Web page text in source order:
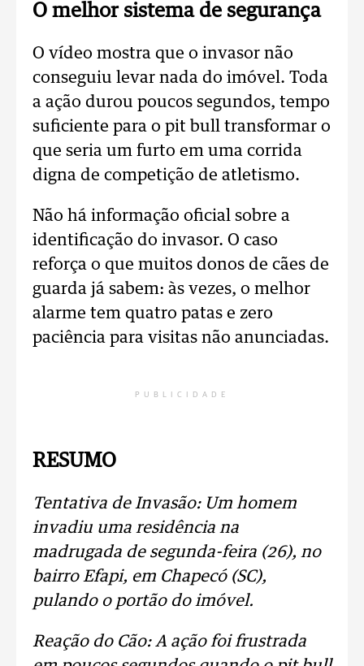
O melhor sistema de segurança
O vídeo mostra que o invasor não
conseguiu levar nada do imóvel. Toda
a ação durou poucos segundos, tempo
suficiente para o pit bull transformar o
que seria um furto em uma corrida
digna de competição de atletismo.
Não há informação oficial sobre a
identificação do invasor. O caso
reforça o que muitos donos de cães de
guarda já sabem: às vezes, o melhor
alarme tem quatro patas e zero
paciência para visitas não anunciadas.
PUBLICIDADE
RESUMO
Tentativa de Invasão: Um homem
invadiu uma residência na
madrugada de segunda-feira (26), no
bairro Efapi, em Chapecó (SC),
pulando o portão do imóvel.
Reação do Cão: A ação foi frustrada